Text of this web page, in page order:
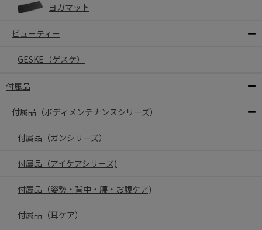
ヨガマット
ビューティー
GESKE（ゲスケ）
付属品
付属品（ボディメンテナンスシリーズ）
付属品（ガンシリーズ）
付属品（アイケアシリーズ)
付属品（姿勢・背中・腰・お腹ケア)
付属品（耳ケア）